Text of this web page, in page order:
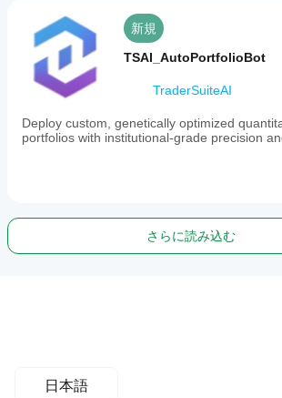
新規
TSAI_AutoPortfolioBot
TraderSuiteAI
Deploy custom, genetically optimized
portfolios with institutional-grade precision
さらに読み込む
日本語